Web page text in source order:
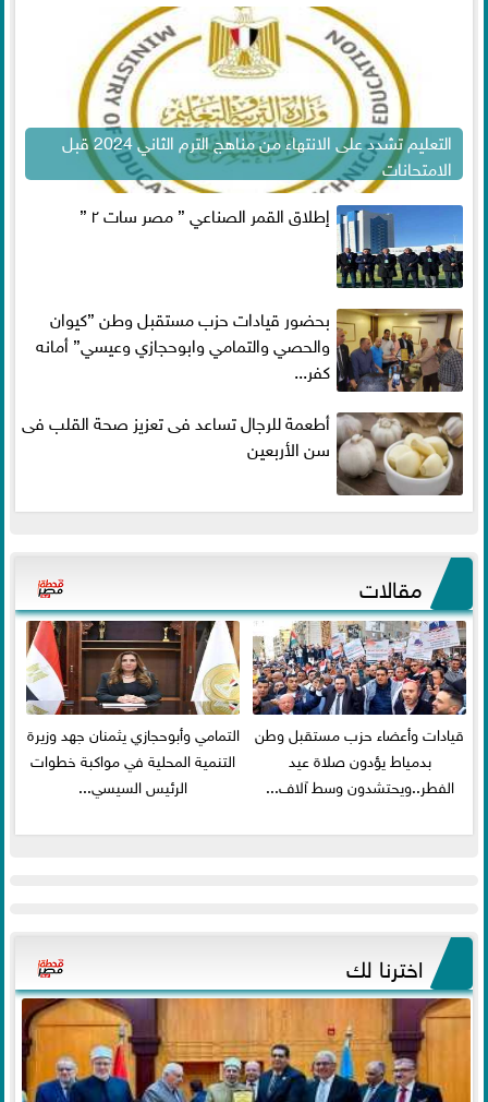
التعليم تشدد على الانتهاء من مناهج الترم الثاني 2024 قبل
الامتحانات
إطلاق القمر الصناعي ” مصر سات ٢ ”
بحضور قيادات حزب مستقبل وطن ”كيوان
والحصي والتمامي وابوحجازي وعيسي” أمانه
كفر...
أطعمة للرجال تساعد فى تعزيز صحة القلب فى
سن الأربعين
مقالات
قيادات وأعضاء حزب مستقبل وطن
بدمياط يؤدون صلاة عيد
الفطر..ويحتشدون وسط آلاف...
التمامي وأبوحجازي يثمنان جهد وزيرة
التنمية المحلية في مواكبة خطوات
الرئيس السيسي...
اخترنا لك